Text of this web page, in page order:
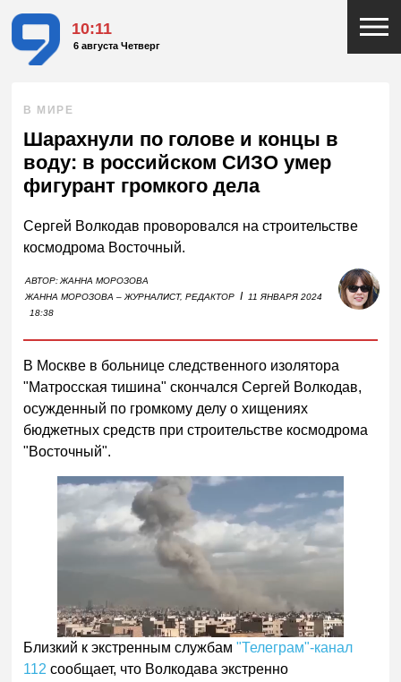
10:11
6 августа Четверг
В МИРЕ
Шарахнули по голове и концы в
воду: в российском СИЗО умер
фигурант громкого дела
Сергей Волкодав проворовался на строительстве
космодрома Восточный.
АВТОР:ЖАННА МОРОЗОВА
ЖАННА МОРОЗОВА – ЖУРНАЛИСТ, РЕДАКТОР I
11 ЯНВАРЯ 2024
18:38
В Москве в больнице следственного изолятора
"Матросская тишина" скончался Сергей Волкодав,
осужденный по громкому делу о хищениях
бюджетных средств при строительстве космодрома
"Восточный".
Близкий к экстренным службам"Телеграм"-канал
112 сообщает, что Волкодава экстренно